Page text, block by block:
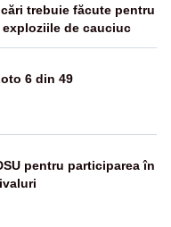
trebuie făcute pentru
de cauciuc
6 din 49
pentru participarea în